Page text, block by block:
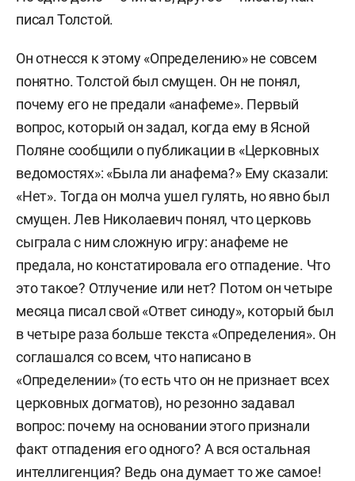
писал Толстой.
Он отнесся к этому «Определению» не совсем
понятно. Толстой был смущен. Он не понял,
почему его не предали «анафеме». Первый
вопрос, который он задал, когда ему в Ясной
Поляне сообщили о публикации в «Церковных
ведомостях»: «Была ли анафема?» Ему сказали:
«Нет». Тогда он молча ушел гулять, но явно был
смущен. Лев Николаевич понял, что церковь
сыграла с ним сложную игру: анафеме не
предала, но констатировала его отпадение. Что
это такое? Отлучение или нет? Потом он четыре
месяца писал свой «Ответ синоду», который был
в четыре раза больше текста «Определения». Он
соглашался со всем, что написано в
«Определении» (то есть что он не признает всех
церковных догматов), но резонно задавал
вопрос: почему на основании этого признали
факт отпадения его одного? А вся остальная
интеллигенция? Ведь она думает то же самое!